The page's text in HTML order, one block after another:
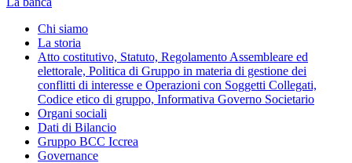
Chi siamo
La storia
Atto costitutivo, Statuto, Regolamento Assembleare ed
elettorale, Politica di Gruppo in materia di gestione dei
conflitti di interesse e Operazioni con Soggetti Collegati,
Codice etico di gruppo, Informativa Governo Societario
Organi sociali
Dati di Bilancio
Gruppo BCC Iccrea
Governance